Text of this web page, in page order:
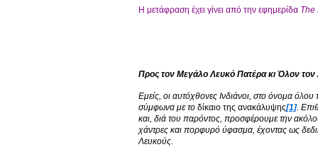
Η μετάφραση έχει γίνει από την εφημερίδα The
Προς τον Μεγάλο Λευκό Πατέρα κι Όλον
Εμείς, οι αυτόχθονες Ινδιάνοι, στο όνομα
σύμφωνα με το δίκαιο της ανακάλυψης[1].
και, διά του παρόντος, προσφέρουμε την
χάντρες και πορφυρό ύφασμα, έχοντας ως
Λευκούς.